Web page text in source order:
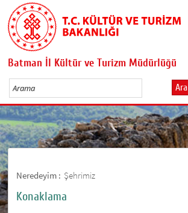
Batman İl Kültür ve Turizm Müdürlüğü
Ara
Neredeyim : Şehrimiz
Konaklama